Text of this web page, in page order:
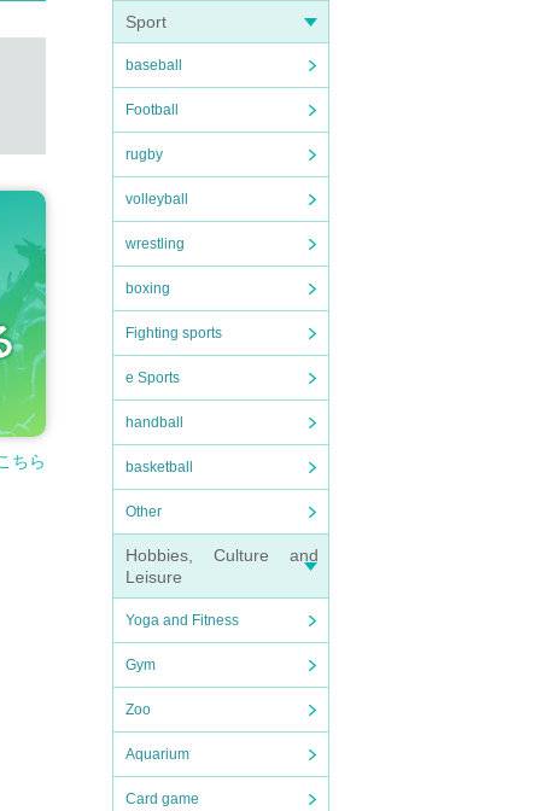
Sport
baseball
Football
rugby
volleyball
wrestling
boxing
Fighting sports
e Sports
handball
basketball
Other
Hobbies, Culture and
Leisure
Yoga and Fitness
Gym
Zoo
Aquarium
Card game
ちら